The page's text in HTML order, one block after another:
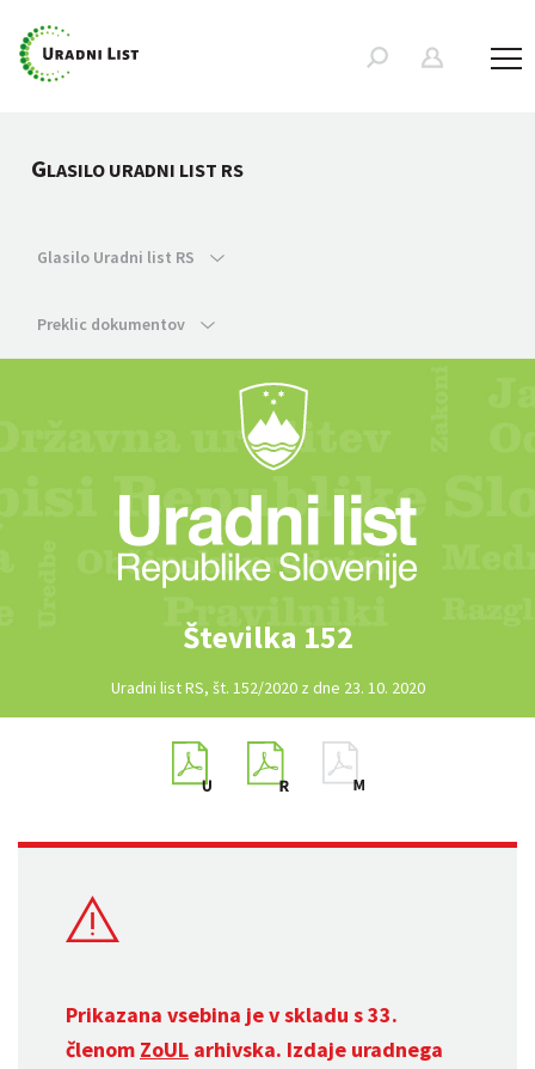
GLASILO URADNI LIST RS
Glasilo Uradni list RS
Preklic dokumentov
Številka 152
Uradni list RS, št. 152/2020 z dne 23. 10. 2020
Prikazana vsebina je v skladu s 33.
členom ZoUL arhivska. Izdaje uradnega